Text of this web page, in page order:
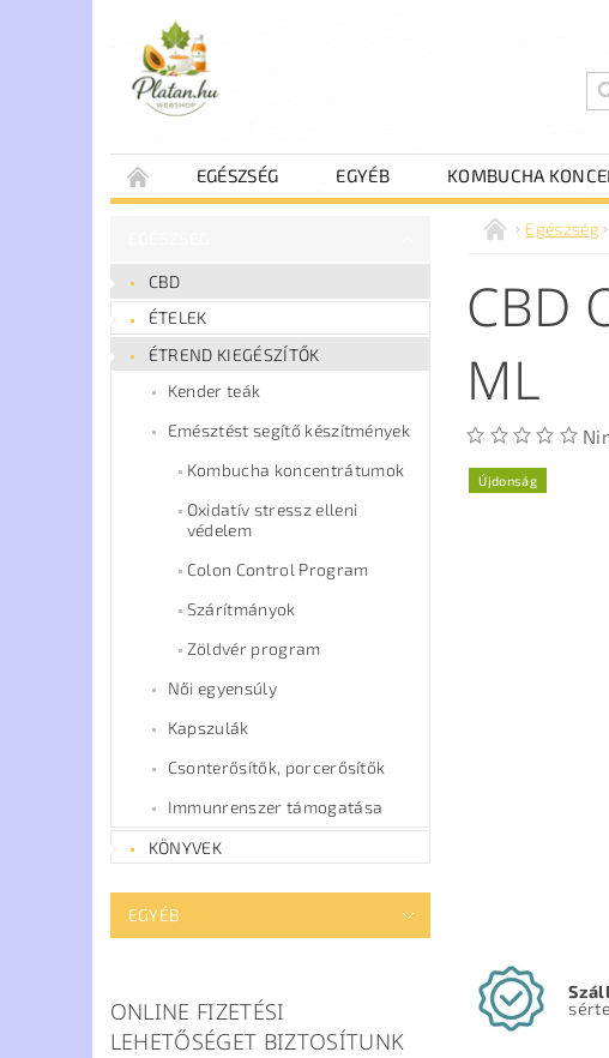
EGÉSZSÉG EGYÉB KOMBUCHA
CBD
ÉTELEK
ÉTREND KIEGÉSZÍTŐK
Kender teák
Emésztést segítő készítmények
Kombucha koncentrátumok
Oxidatív stressz elleni
védelem
Colon Control Program
Szárítmányok
Zöldvér program
Női egyensúly
Kapszulák
Csonterősítők, porcerősítők
Immunrenszer támogatása
KÖNYVEK
EGYÉB
ONLINE FIZETÉSI
LEHETŐSÉGET BIZTOSÍTUNK
Egészség
CBD
ML
Újdonság